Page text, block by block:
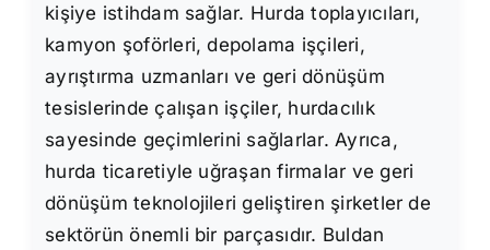
kişiye istihdam sağlar. Hurda toplayıcıları,
kamyon şoförleri, depolama işçileri,
ayrıştırma uzmanları ve geri dönüşüm
tesislerinde çalışan işçiler, hurdacılık
sayesinde geçimlerini sağlarlar. Ayrıca,
hurda ticaretiyle uğraşan firmalar ve geri
dönüşüm teknolojileri geliştiren şirketler de
sektörün önemli bir parçasıdır. Buldan